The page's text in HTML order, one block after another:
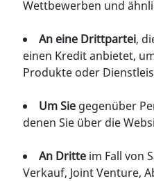
Wettbewerben und
An eine Drittpartei,
einen Kredit anbietet,
Produkte oder
Um Sie gegenüber
denen Sie über die
An Dritte im Fall von
Verkauf, Joint Venture,